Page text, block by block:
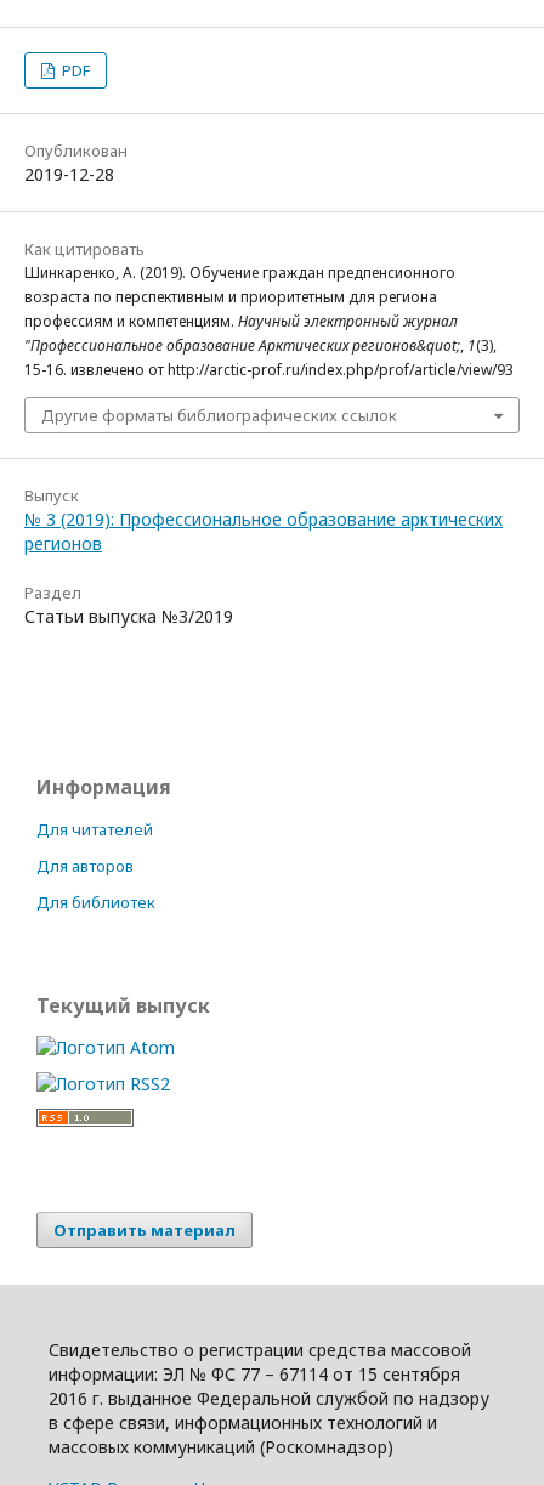
PDF
Опубликован
2019-12-28
Как цитировать
Шинкаренко, А. (2019). Обучение граждан предпенсионного
возраста по перспективным и приоритетным для региона
профессиям и компетенциям. Научный электронный журнал
"Профессиональное образование Арктических регионов&quot;, 1(3),
15-16. извлечено от http://arctic-prof.ru/index.php/prof/article/view/93
Другие форматы библиографических ссылок
Выпуск
№ 3 (2019): Профессиональное образование арктических
регионов
Раздел
Статьи выпуска №3/2019
Информация
Для читателей
Для авторов
Для библиотек
Текущий выпуск
Отправить материал
Свидетельство о регистрации средства массовой
информации: ЭЛ № ФС 77 – 67114 от 15 сентября
2016 г. выданное Федеральной службой по надзору
в сфере связи, информационных технологий и
массовых коммуникаций (Роскомнадзор)